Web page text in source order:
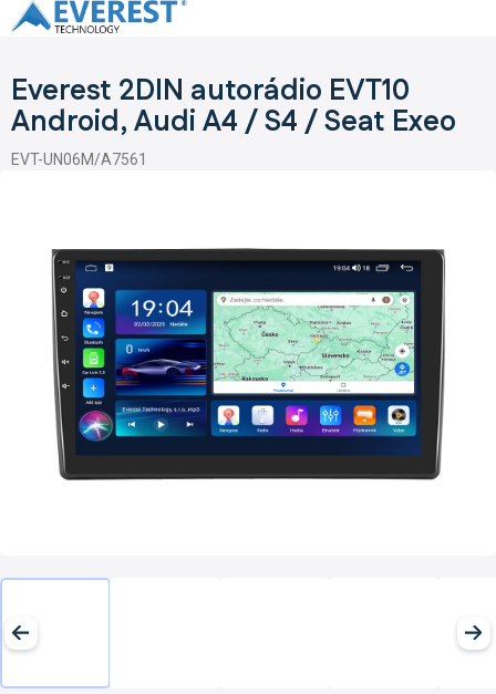
Přejít
na
Everest 2DIN autorádio EVT10
Android, Audi A4 / S4 / Seat Exeo
EVT-UN06M/A7561